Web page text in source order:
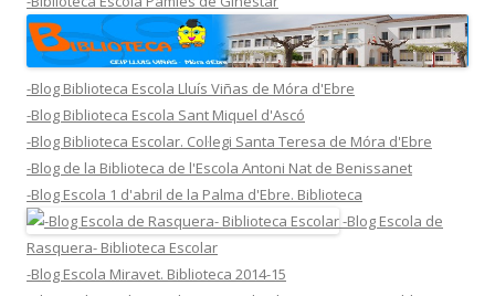
-Blog Biblioteca Escola Lluís Viñas de Móra d'Ebre
-Blog Biblioteca Escola Sant Miquel d'Ascó
-Blog Biblioteca Escolar. Col·legi Santa Teresa de Móra d'Ebre
-Blog de la Biblioteca de l'Escola Antoni Nat de Benissanet
-Blog Escola 1 d'abril de la Palma d'Ebre. Biblioteca
-Blog Escola de
Rasquera- Biblioteca Escolar
-Blog Escola Miravet. Biblioteca 2014-15